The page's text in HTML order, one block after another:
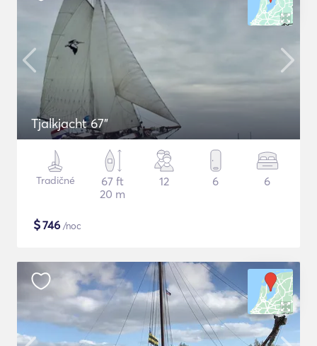
Tjalkjacht 67"
Tradičné
67 ft
20 m
12 6 6
$746 /noc